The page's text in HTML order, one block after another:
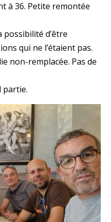
à 36. Petite remontée
d’être
qui ne l’étaient pas.
non-remplacée. Pas de
partie.